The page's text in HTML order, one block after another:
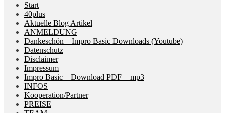
Start
40plus
Aktuelle Blog Artikel
ANMELDUNG
Dankeschön – Impro Basic Downloads (Youtube)
Datenschutz
Disclaimer
Impressum
Impro Basic – Download PDF + mp3
INFOS
Kooperation/Partner
PREISE